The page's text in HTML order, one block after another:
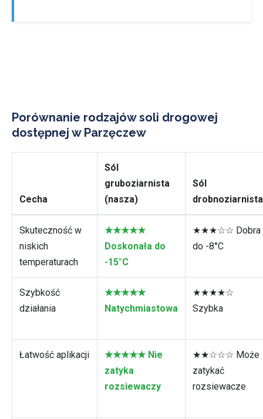
Porównanie rodzajów soli drogowej
dostępnej w Parzęczew
Cecha
Sól
gruboziarnista
(nasza)
Sól
drobnoziarnista
Skuteczność w
niskich
temperaturach
★★★★★
Doskonała do
-15°C
★★★☆☆ Dobra
do -8°C
Szybkość
działania
★★★★★
Natychmiastowa
★★★★☆
Szybka
Łatwość aplikacji
★★★★★ Nie
zatyka
rozsiewaczy
★★☆☆☆ Może
zatykać
rozsiewacze